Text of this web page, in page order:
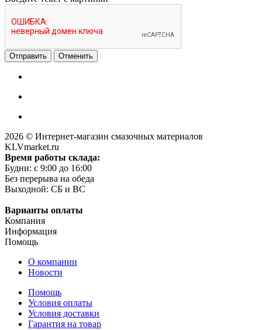
Отменить
2026 © Интернет-магазин смазочных материалов
KLVmarket.ru
Время работы склада:
Будни: c 9:00 до 16:00
Без перерыва на обеда
Выходной: СБ и ВС
Варианты оплаты
Компания
Информация
Помощь
О компании
Новости
Помощь
Условия оплаты
Условия доставки
Гарантия на товар